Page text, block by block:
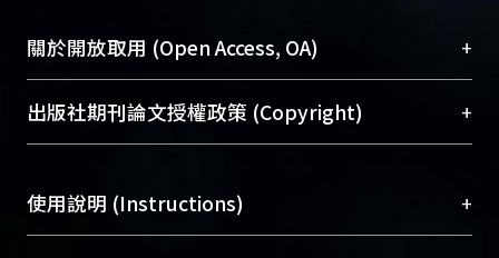
成果。
To permanently archive and promote researcher
profiles and scholarly works, Library integrates the
services of “NTU Repository” with “Academic
Sciences Library)
關於開放取用 (Open Access, OA) +
開放取用是從使用者角度提升資訊取用性的社會運
動，應用在學術研究上是透過將研究著作公開供使
用逐年攀升。同時可加速研究發展、提升研究影響
出版社期刊論文授權政策 (Copyright) +
含部分內容的版權非匯入者所有，或由第三方贊
助與合作完成，請確認該版權所有者及第三方同
使用說明 (Instructions) +